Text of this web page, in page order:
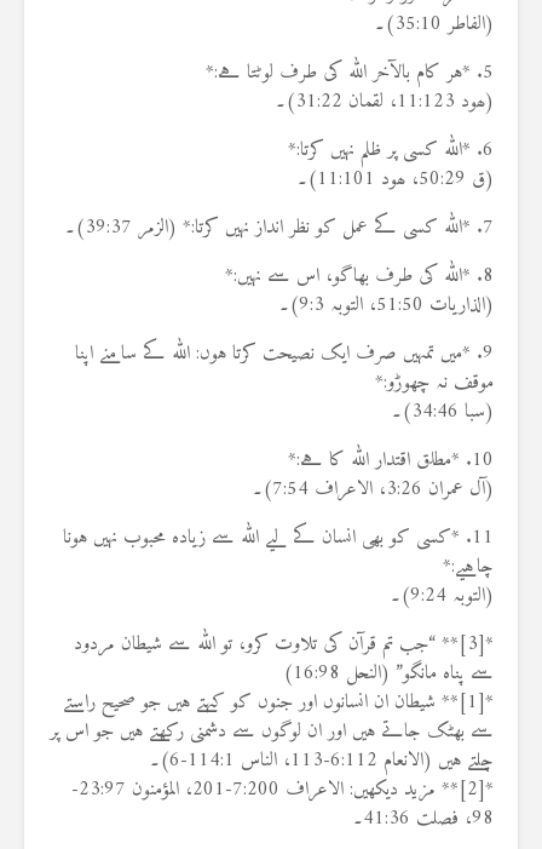
(الفاطر 35:10)۔
5. *ہر کام بالآخر اللہ کی طرف لوٹتا ہے:*
(ھود 11:123، لقمان 31:22)۔
6. *اللہ کسی پر ظلم نہیں کرتا:*
(ق 50:29، ھود 11:101)۔
7. *اللہ کسی کے عمل کو نظر انداز نہیں کرتا:* (الزمر 39:37)۔
8. *اللہ کی طرف بھاگو، اس سے نہیں:*
(الذاریات 51:50، التوبہ 9:3)۔
9. *میں تمہیں صرف ایک نصیحت کرتا ہوں: اللہ کے سامنے اپنا
موقف نہ چھوڑو:*
(سبا 34:46)۔
10. *مطلق اقتدار اللہ کا ہے:*
(آل عمران 3:26، الاعراف 7:54)۔
11. *کسی کو بھی انسان کے لیے اللہ سے زیادہ محبوب نہیں ہونا
چاہیے:*
(التوبہ 9:24)۔
*[3]** “جب تم قرآن کی تلاوت کرو، تو اللہ سے شیطان مردود
سے پناہ مانگو” (النحل 16:98)
*[1]** شیطان ان انسانوں اور جنوں کو کہتے ہیں جو صحیح راستے
سے بھٹک جاتے ہیں اور ان لوگوں سے دشمنی رکھتے ہیں جو اس پر
چلتے ہیں (الانعام 6:112-113، الناس 114:1-6)۔
*[2]** مزید دیکھیں: الاعراف 7:200-201، المؤمنون 23:97-
98، فصلت 41:36۔